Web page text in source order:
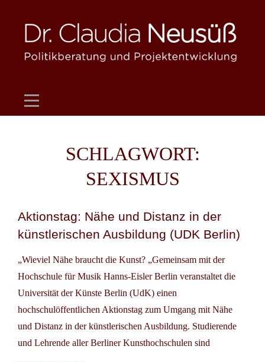
content
SCHLAGWORT:
SEXISMUS
Aktionstag: Nähe und Distanz in der
künstlerischen Ausbildung (UDK Berlin)
„Wieviel Nähe braucht die Kunst? „Gemeinsam mit der
Hochschule für Musik Hanns-Eisler Berlin veranstaltet die
Universität der Künste Berlin (UdK) einen
hochschulöffentlichen Aktionstag zum Umgang mit Nähe
und Distanz in der künstlerischen Ausbildung. Studierende
und Lehrende aller Berliner Kunsthochschulen sind